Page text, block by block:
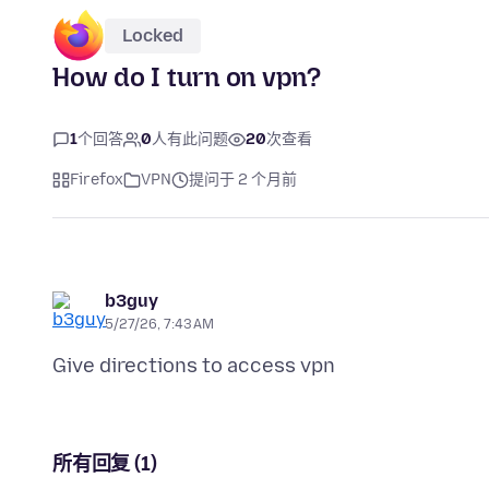
Locked
How do I turn on vpn?
1个回答 0人有此问题 20次查看
Firefox VPN 提问于 2 个月前
b3guy
5/27/26, 7:43 AM
所有回复 (1)